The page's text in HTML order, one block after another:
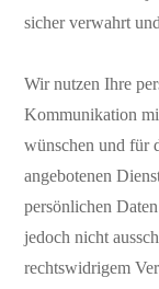
sicher verwahrt
Wir nutzen Ihre
Kommunikation
wünschen und für
angebotenen
persönlichen
jedoch nicht
rechtswidrigem